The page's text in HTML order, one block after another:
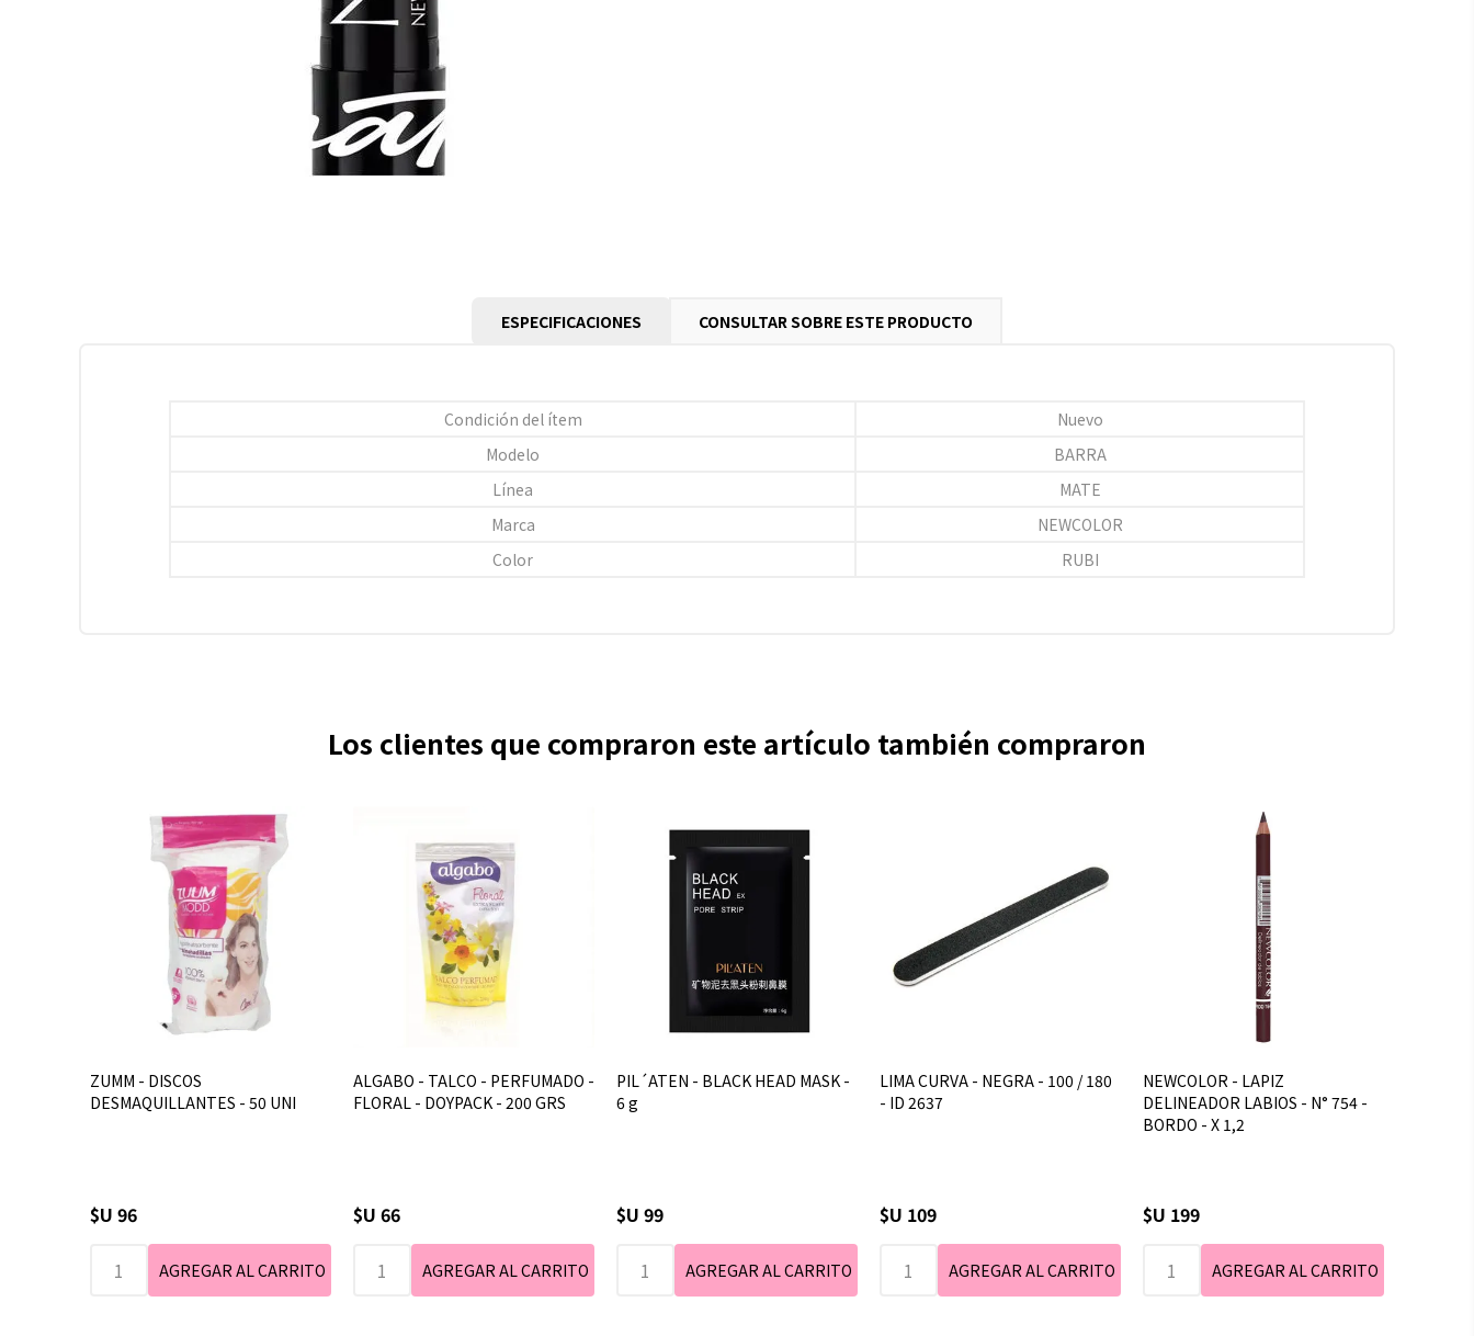
ESPECIFICACIONES CONSULTAR SOBRE ESTE PRODUCTO
Condición del ítem
Nuevo
Modelo
BARRA
Línea
MATE
Marca
NEWCOLOR
Color
RUBI
Los clientes que compraron este artículo también compraron
ZUMM - DISCOS
DESMAQUILLANTES - 50 UNI
$U 96
ALGABO - TALCO - PERFUMADO -
FLORAL - DOYPACK - 200 GRS
$U 66
PIL´ATEN - BLACK HEAD MASK -
6 g
$U 99
LIMA CURVA - NEGRA - 100 / 180
- ID 2637
$U 109
NEWCOLOR - LAPIZ
DELINEADOR LABIOS - N° 754 -
BORDO - X 1,2
$U 199